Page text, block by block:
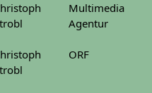
Multimedia
Agentur
ORF